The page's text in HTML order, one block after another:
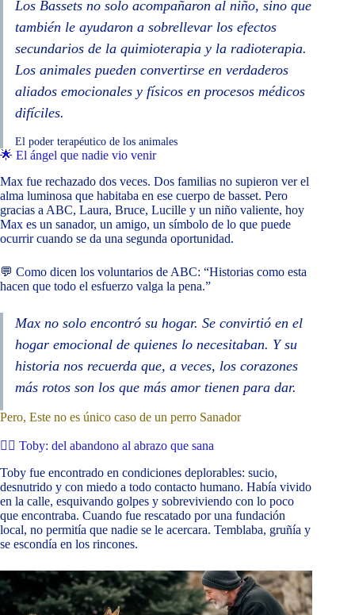
Los Bassets no solo acompañaron al niño, sino que
también le ayudaron a sobrellevar los efectos
secundarios de la quimioterapia y la radioterapia.
Los animales pueden convertirse en verdaderos
aliados emocionales y físicos en procesos médicos
difíciles.
El poder terapéutico de los animales
🌟 El ángel que nadie vio venir
Max fue rechazado dos veces. Dos familias no supieron ver el
alma luminosa que habitaba en ese cuerpo de basset. Pero
gracias a ABC, Laura, Bruce, Lucille y un niño valiente, hoy
Max es un sanador, un amigo, un símbolo de lo que puede
ocurrir cuando se da una segunda oportunidad.
💬 Como dicen los voluntarios de ABC: “Historias como esta
hacen que todo el esfuerzo valga la pena.”
Max no solo encontró su hogar. Se convirtió en el
hogar emocional de quienes lo necesitaban. Y su
historia nos recuerda que, a veces, los corazones
más rotos son los que más amor tienen para dar.
Pero, Este no es único caso de un perro Sanador
🐕‍🦺 Toby: del abandono al abrazo que sana
Toby fue encontrado en condiciones deplorables: sucio,
desnutrido y con miedo a todo contacto humano. Había vivido
en la calle, esquivando golpes y sobreviviendo con lo poco
que encontraba. Cuando fue rescatado por una fundación
local, no permitía que nadie se le acercara. Temblaba, gruñía y
se escondía en los rincones.